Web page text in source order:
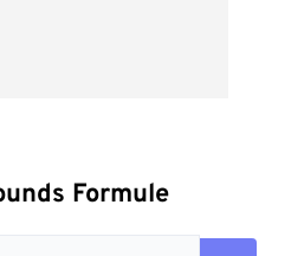
Formule